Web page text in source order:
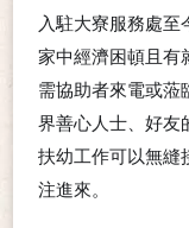
入駐大寮服務處至
家中經濟困頓且有
需協助者來電或蒞
界善心人士、好友
扶幼工作可以無縫
注進來。